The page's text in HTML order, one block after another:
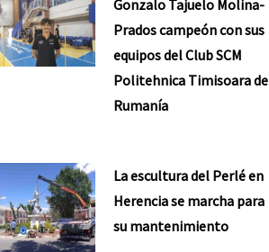
Gonzalo Tajuelo Molina-
Prados campeón con sus
equipos del Club SCM
Politehnica Timisoara de
Rumanía
La escultura del Perlé en
Herencia se marcha para
su mantenimiento